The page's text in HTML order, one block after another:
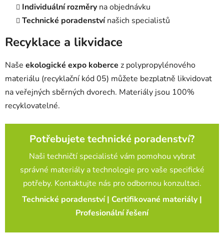
Individuální rozměry na objednávku
Technické poradenstvínašich specialistů
Recyklace a likvidace
Naše ekologické expo koberce z polypropylénového
materiálu (recyklační kód 05) můžete bezplatně likvidovat
na veřejných sběrných dvorech. Materiály jsou 100%
recyklovatelné.
Potřebujete technické poradenství?
Naši techničtí specialisté vám pomohou vybrat
správné materiály a technologie pro vaše specifické
potřeby. Kontaktujte nás pro odbornou konzultaci.
Technické poradenství | Certifikované materiály |
Profesionální řešení